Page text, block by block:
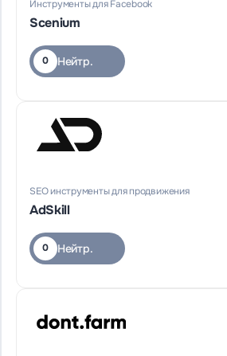
Инструменты для Facebook
Scenium
0 Нейтр.
SEO инструменты для продвижения
AdSkill
0 Нейтр.